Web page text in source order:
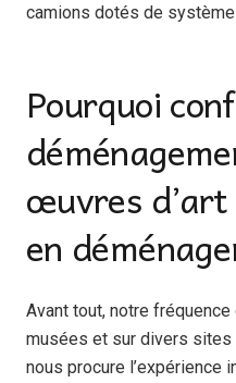
camions dotés de
Pourquoi
œuvres
en
Avant tout, notre fréquence
musées et sur divers sites
nous procure l’expérience